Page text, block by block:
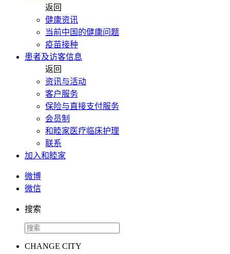
返回
健康资讯
当前中国的健康问题
疫苗接种
患者及访客信息
返回
资讯与活动
客户服务
保险与直接支付服务
会员制
和睦家医疗临床护理
联系
加入和睦家
微博
微信
搜索
CHANGE CITY